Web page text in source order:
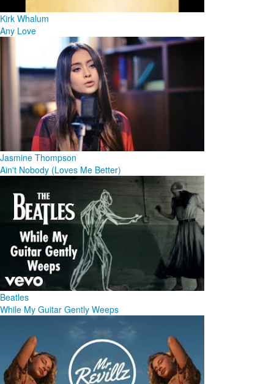
Kirk Whalum
Any Love
Jasmine Thompson
Ain't Nobody (Loves Me Better)
Beatles
While My Guitar Gently Weeps